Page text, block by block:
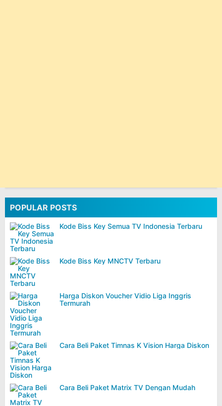
POPULAR POSTS
Kode Biss Key Semua TV Indonesia Terbaru
Kode Biss Key MNCTV Terbaru
Harga Diskon Voucher Vidio Liga Inggris
Termurah
Cara Beli Paket Timnas K Vision Harga Diskon
Cara Beli Paket Matrix TV Dengan Mudah